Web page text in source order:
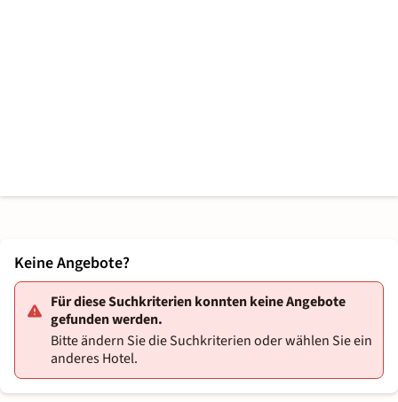
Keine Angebote?
Für diese Suchkriterien konnten keine Angebote
gefunden werden.
Bitte ändern Sie die Suchkriterien oder wählen Sie ein
anderes Hotel.